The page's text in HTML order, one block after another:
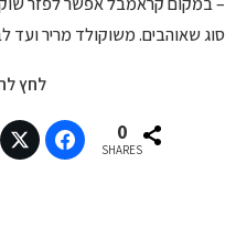
סוג שאוהבים. משוקולד מריר ועד
לחץ
0
SHARES